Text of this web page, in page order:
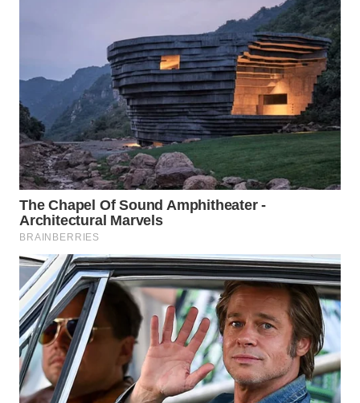
SELATAN
WN
TANJUNG
LESUNG
WN
KARO
WN
SIMALUNGUN
WN
LABUHANBATU
WN
TAPANULI